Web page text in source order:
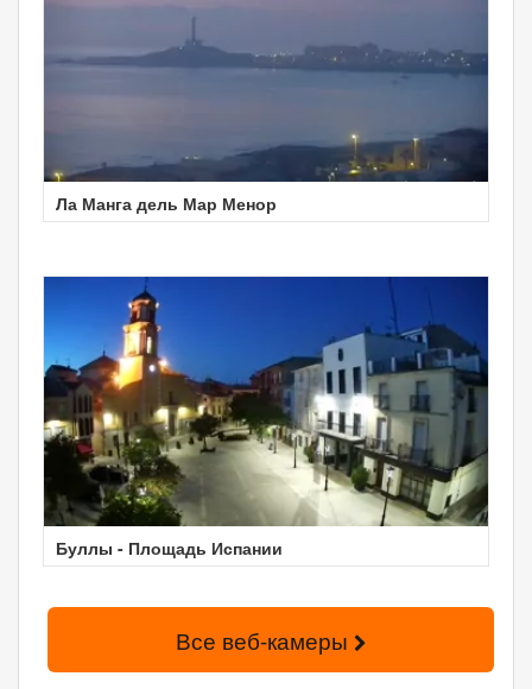
Ла Манга дель Мар Менор
Буллы - Площадь Испании
Все веб-камеры